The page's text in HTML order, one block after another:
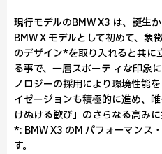
現行モデルのBMW X3 は、誕生
BMW X モデルとして初めて、象
のデザイン*を取り入れると共に
る事で、一層スポーテ ィな印象
ノロジーの採用により環境性能
イゼージョンも積極的に進め、
けぬける歓び」のさらなる高みに
*: BMW X3 のM パフォーマンス
す。